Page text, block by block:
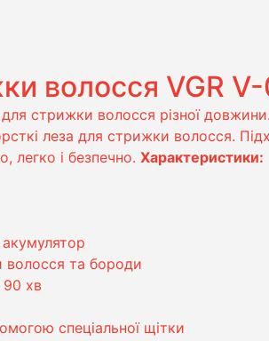
волосся VGR
для стрижки волосся різної
леза для стрижки волосся.
легко і безпечно. Характеристики:
волосся та бороди
хв
спеціальної щітки